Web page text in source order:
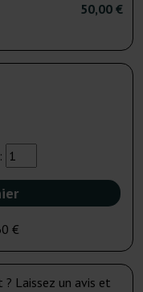
50,00 €
€
? Laissez un avis et